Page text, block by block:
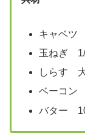
キャベツ
玉ねぎ
しらす 大
ベーコン
バター